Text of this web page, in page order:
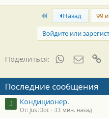
First Назад 99
Войдите или
Поделиться: WhatsApp
Последние сообщения
J Кондиционер.
От: JustDoc 33 мин. назад